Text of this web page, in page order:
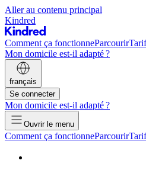
Aller au contenu principal
Kindred
Comment ça fonctionneParcourir
Mon domicile est-il adapté ?
français
Se connecter
Mon domicile est-il adapté ?
Ouvrir le menu
Comment ça fonctionneParcourir